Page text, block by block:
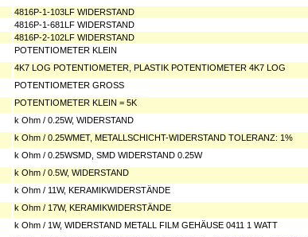
4816P-1-103LF WIDERSTAND
4816P-1-681LF WIDERSTAND
4816P-2-102LF WIDERSTAND
POTENTIOMETER KLEIN
4K7 LOG POTENTIOMETER, PLASTIK POTENTIOMETER 4K7 LOG
POTENTIOMETER GROSS
POTENTIOMETER KLEIN = 5K
k Ohm / 0.25W, WIDERSTAND
k Ohm / 0.25WMET, METALLSCHICHT-WIDERSTAND TOLERANZ: 1%
k Ohm / 0.25WSMD, SMD WIDERSTAND 0.25W
k Ohm / 0.5W, WIDERSTAND
k Ohm / 11W, KERAMIKWIDERSTÄNDE
k Ohm / 17W, KERAMIKWIDERSTÄNDE
k Ohm / 1W, WIDERSTAND METALL FILM GEHÄUSE 0411 1 WATT